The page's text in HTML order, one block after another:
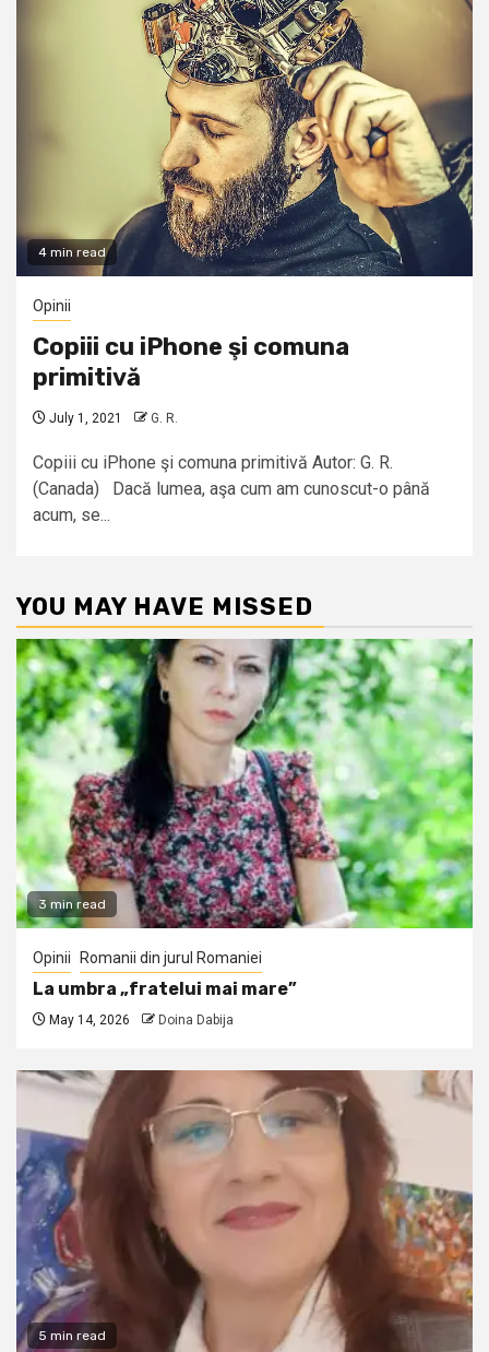
4 min read
Opinii
Copiii cu iPhone şi comuna
primitivă
July 1, 2021 G. R.
Copiii cu iPhone şi comuna primitivă Autor: G. R.
(Canada) Dacă lumea, aşa cum am cunoscut-o până
acum, se...
YOU MAY HAVE MISSED
3 min read
Opinii Romanii din jurul Romaniei
La umbra „fratelui mai mare”
May 14, 2026 Doina Dabija
5 min read